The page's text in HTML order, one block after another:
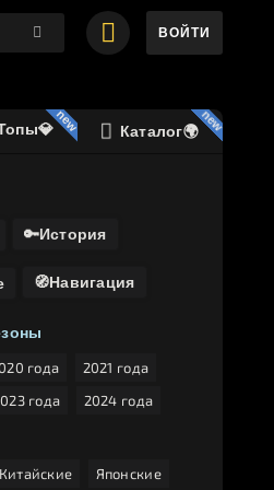
ВОЙТИ
Каталог🌍
🔑История
🧭Навигация
года
2021 года
года 2024 года
Китайские
Японские